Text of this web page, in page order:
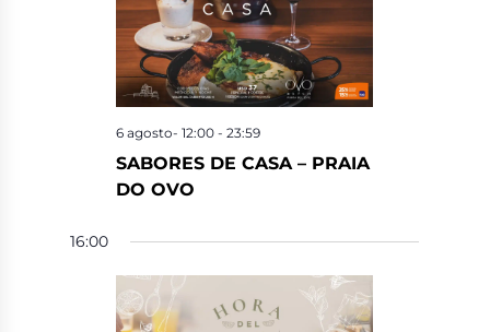
6 agosto- 12:00 -23:59
SABORES DE CASA – PRAIA
DO OVO
16:00